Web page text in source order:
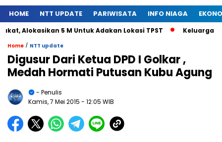
HOME NTT UPDATE PARIWISATA INFO NIAGA
Alokasikan 5 M Untuk Adakan Lokasi TPST Keluarga Alm
Home / NTT update
Digusur Dari Ketua DPD I Golkar ,
Medah Hormati Putusan Kubu Agung
- Penulis
Kamis, 7 Mei 2015 - 12:05 WIB